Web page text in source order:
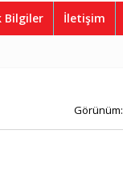
Bilgiler İletişim
Görünüm: